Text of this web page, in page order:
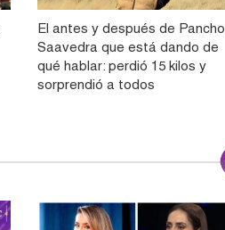
El antes y después de Pancho
Saavedra que está dando de
qué hablar: perdió 15 kilos y
sorprendió a todos